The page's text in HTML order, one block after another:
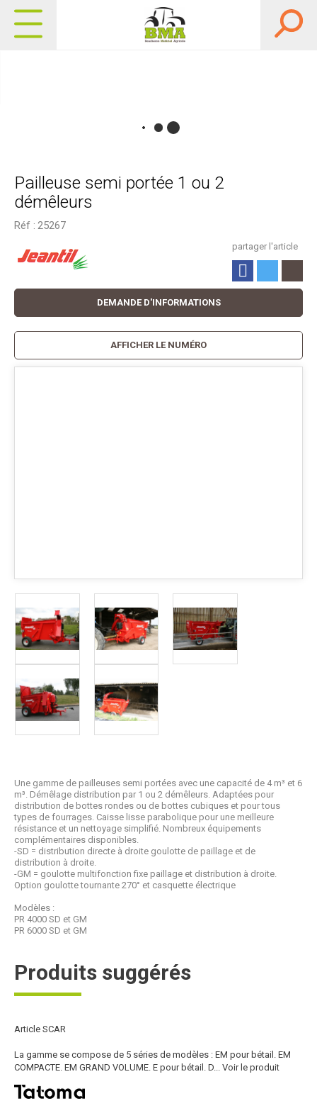
Pailleuse semi portée 1 ou 2
démêleurs
Réf : 25267
partager l'article
Une gamme de pailleuses semi portées avec une capacité de 4 m³ et 6
m³. Démêlage distribution par 1 ou 2 démêleurs. Adaptées pour
distribution de bottes rondes ou de bottes cubiques et pour tous
types de fourrages. Caisse lisse parabolique pour une meilleure
résistance et un nettoyage simplifié. Nombreux équipements
complémentaires disponibles.
-SD = distribution directe à droite goulotte de paillage et de
distribution à droite.
-GM = goulotte multifonction fixe paillage et distribution à droite.
Option goulotte tournante 270° et casquette électrique
Modèles :
PR 4000 SD et GM
PR 6000 SD et GM
DEMANDE D'INFORMATIONS
AFFICHER LE NUMÉRO
Produits suggérés
Article SCAR
La gamme se compose de 5 séries de modèles : EM pour bétail. EM
COMPACTE. EM GRAND VOLUME. E pour bétail. D... Voir le produit